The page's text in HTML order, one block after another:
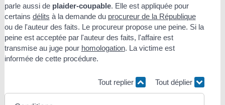
parle aussi de plaider-coupable. Elle est appliquée pour
certains délits à la demande du procureur de la République
ou de l'auteur des faits. Le procureur propose une peine. Si la
peine est acceptée par l'auteur des faits, l'affaire est
transmise au juge pour homologation. La victime est
informée de cette procédure.
Tout replier Tout déplier